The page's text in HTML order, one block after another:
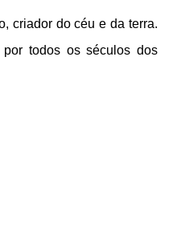
criador do céu e da terra.
todos os séculos dos